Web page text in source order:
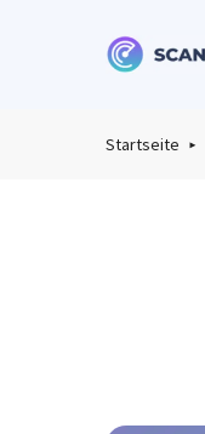
Startseite